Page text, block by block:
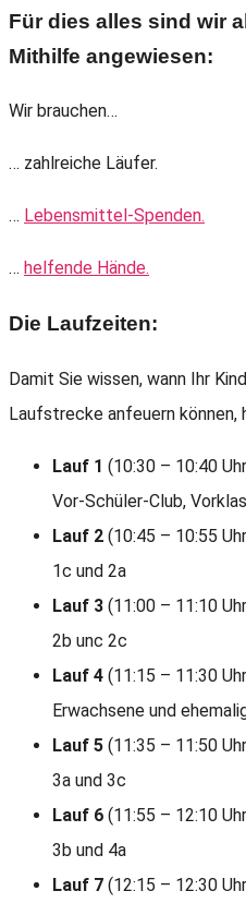
Für dies alles sind wir
Mithilfe angewiesen:
Wir brauchen…
… zahlreiche Läufer.
… Lebensmittel-Spenden.
… helfende Hände.
Die Laufzeiten:
Damit Sie wissen, wann Ihr
Laufstrecke anfeuern können,
Lauf 1 (10:30 – 10:40
Vor-Schüler-Club,
Lauf 2 (10:45 – 10:55
1c und 2a
Lauf 3 (11:00 – 11:10
2b unc 2c
Lauf 4 (11:15 – 11:30
Erwachsene und
Lauf 5 (11:35 – 11:50
3a und 3c
Lauf 6 (11:55 – 12:10
3b und 4a
Lauf 7 (12:15 – 12:30